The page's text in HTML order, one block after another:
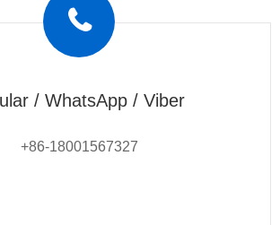
/ WhatsApp / Viber
+86-18001567327